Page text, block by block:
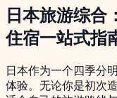
日本旅游综合
住宿一站式指
日本作为一个四季分
体验。无论你是初次